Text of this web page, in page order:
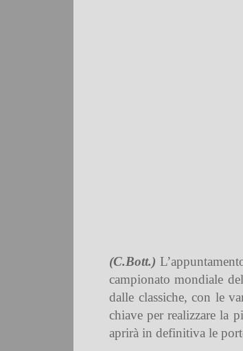
(C.Bott.)
campionato mondiale
dalle classiche, con le
chiave per realizzare la
aprirà in definitiva le